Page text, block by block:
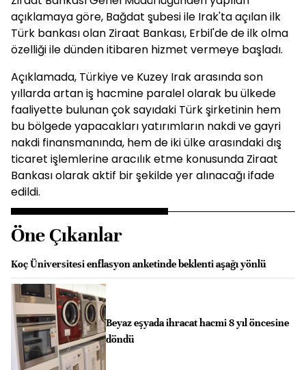
açıklamaya göre, Bağdat şubesi ile Irak'ta açılan ilk
Türk bankası olan Ziraat Bankası, Erbil'de de ilk olma
özelliği ile dünden itibaren hizmet vermeye başladı.
Açıklamada, Türkiye ve Kuzey Irak arasında son
yıllarda artan iş hacmine paralel olarak bu ülkede
faaliyette bulunan çok sayıdaki Türk şirketinin hem
bu bölgede yapacakları yatırımların nakdi ve gayri
nakdi finansmanında, hem de iki ülke arasındaki dış
ticaret işlemlerine aracılık etme konusunda Ziraat
Bankası olarak aktif bir şekilde yer alınacağı ifade
edildi.
Öne Çıkanlar
Koç Üniversitesi enflasyon anketinde beklenti aşağı yönlü
Beyaz eşyada ihracat hacmi 8 yıl öncesine
döndü